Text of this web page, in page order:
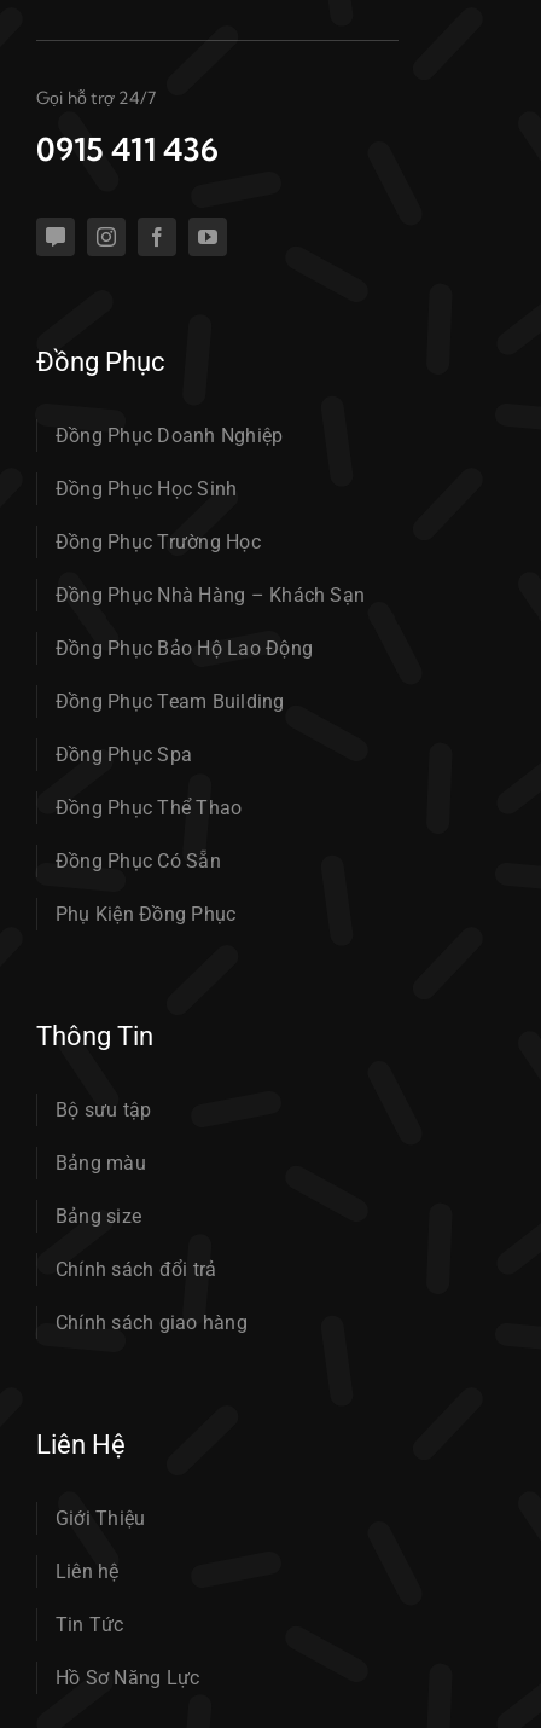
Gọi hỗ trợ 24/7
0915 411 436
Đồng Phục
Đồng Phục Doanh Nghiệp
Đồng Phục Học Sinh
Đồng Phục Trường Học
Đồng Phục Nhà Hàng – Khách Sạn
Đồng Phục Bảo Hộ Lao Động
Đồng Phục Team Building
Đồng Phục Spa
Đồng Phục Thể Thao
Đồng Phục Có Sẵn
Phụ Kiện Đồng Phục
Thông Tin
Bộ sưu tập
Bảng màu
Bảng size
Chính sách đổi trả
Chính sách giao hàng
Liên Hệ
Giới Thiệu
Liên hệ
Tin Tức
Hồ Sơ Năng Lực